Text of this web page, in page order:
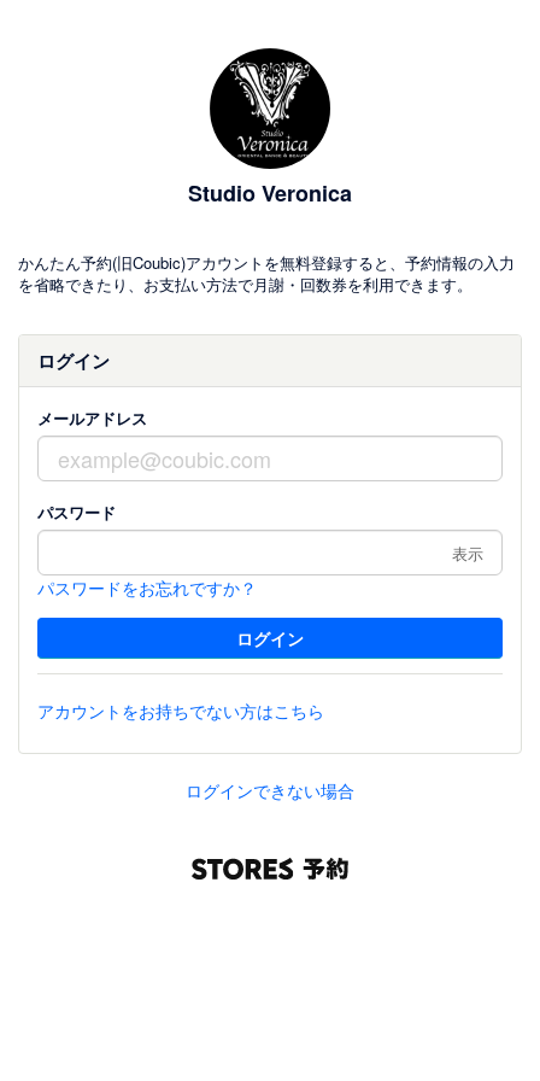
Studio Veronica
かんたん予約(旧Coubic)アカウントを無料登録すると、予約情報の入力
を省略できたり、お支払い方法で月謝・回数券を利用できます。
ログイン
メールアドレス
パスワード
表示
パスワードをお忘れですか？
アカウントをお持ちでない方はこちら
ログインできない場合